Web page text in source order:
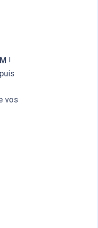
!
vos